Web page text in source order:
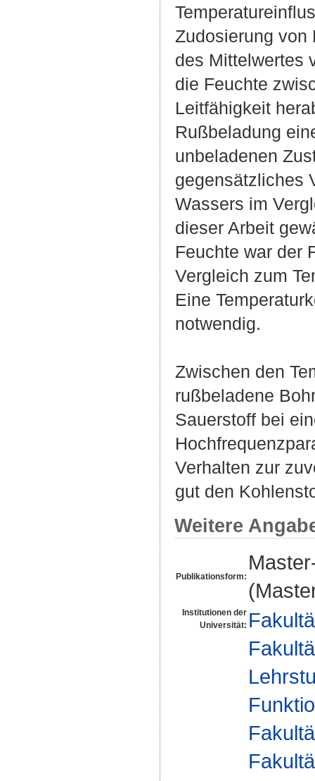
Zudosierung von
des Mittelwertes
die Feuchte
Leitfähigkeit
Rußbeladung
unbeladenen
gegensätzliches
Wassers im
dieser Arbeit
Feuchte war der
Vergleich zum
Eine
notwendig.
Zwischen den
rußbeladene
Sauerstoff bei
Verhalten zur
gut den
Weitere
Publikationsform:
Institutionen der
Universität: